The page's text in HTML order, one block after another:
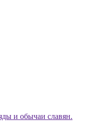
и обычаи славян.